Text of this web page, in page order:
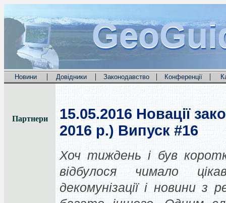
Новини | Довідники | Законодавство | Конференції |
Партнери 15.05.2016 Новації
2016 р.) Випуск #16
Хоч тиждень і був
відбулося чимало
декомунізації і новини з